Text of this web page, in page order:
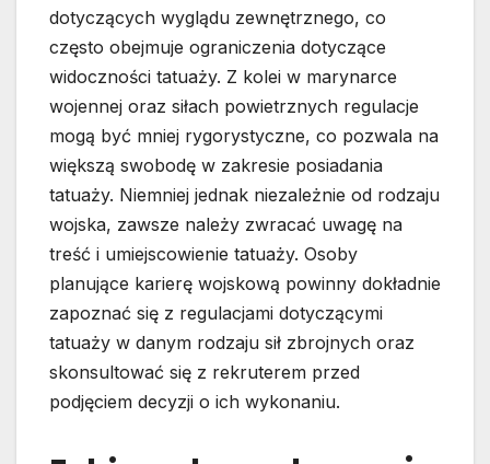
dotyczących wyglądu zewnętrznego, co
często obejmuje ograniczenia dotyczące
widoczności tatuaży. Z kolei w marynarce
wojennej oraz siłach powietrznych regulacje
mogą być mniej rygorystyczne, co pozwala na
większą swobodę w zakresie posiadania
tatuaży. Niemniej jednak niezależnie od rodzaju
wojska, zawsze należy zwracać uwagę na
treść i umiejscowienie tatuaży. Osoby
planujące karierę wojskową powinny dokładnie
zapoznać się z regulacjami dotyczącymi
tatuaży w danym rodzaju sił zbrojnych oraz
skonsultować się z rekruterem przed
podjęciem decyzji o ich wykonaniu.